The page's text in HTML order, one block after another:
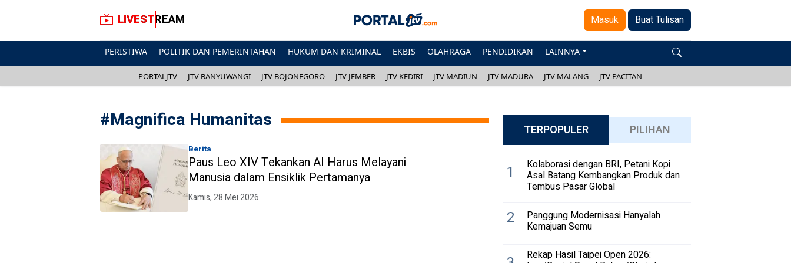
LIVESTREAM Masuk Buat Tulisan
PERISTIWA POLITIK DAN PEMERINTAHAN HUKUM DAN KRIMINAL EKBIS OLAHRAGA PENDIDIKAN LAINNYA
PORTALJTV JTV BANYUWANGI JTV BOJONEGORO JTV JEMBER JTV KEDIRI JTV MADIUN JTV MADURA JTV MALANG JTV PACITAN
#Magnifica Humanitas
Berita
Paus Leo XIV Tekankan AI Harus Melayani
Manusia dalam Ensiklik Pertamanya
Kamis, 28 Mei 2026
TERPOPULER PILIHAN
1 Kolaborasi dengan BRI, Petani Kopi
Asal Batang Kembangkan Produk dan
Tembus Pasar Global
2 Panggung Modernisasi Hanyalah
Kemajuan Semu
Rekap Hasil Taipei Open 2026: